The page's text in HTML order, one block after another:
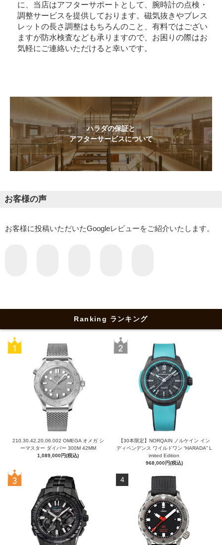
に、当店はアフターサポートとして、腕時計の点検・
調整サービスを提供しております。磁気抜きやブレス
レットの長さ調整はもちろんのこと、有料ではござい
ますが防水検査なども承りますので、お困りの際はお
気軽にご連絡いただけると幸いです。
ハラダの保証と
アフターサービスについて
お客様の声
お客様に投稿いただいたGoogleレビューをご紹介いたします。
Ranking ランキング
210.30.42.20.06.002 OMEGA オメガ シ
ーマスター ダイバー 300M 42MM
1,089,000円(税込)
【30本限定】NORQAIN ノルケイン イン
ディペンデンス ワイルドワン “HARADA” L
imited Edition
968,000円(税込)
4